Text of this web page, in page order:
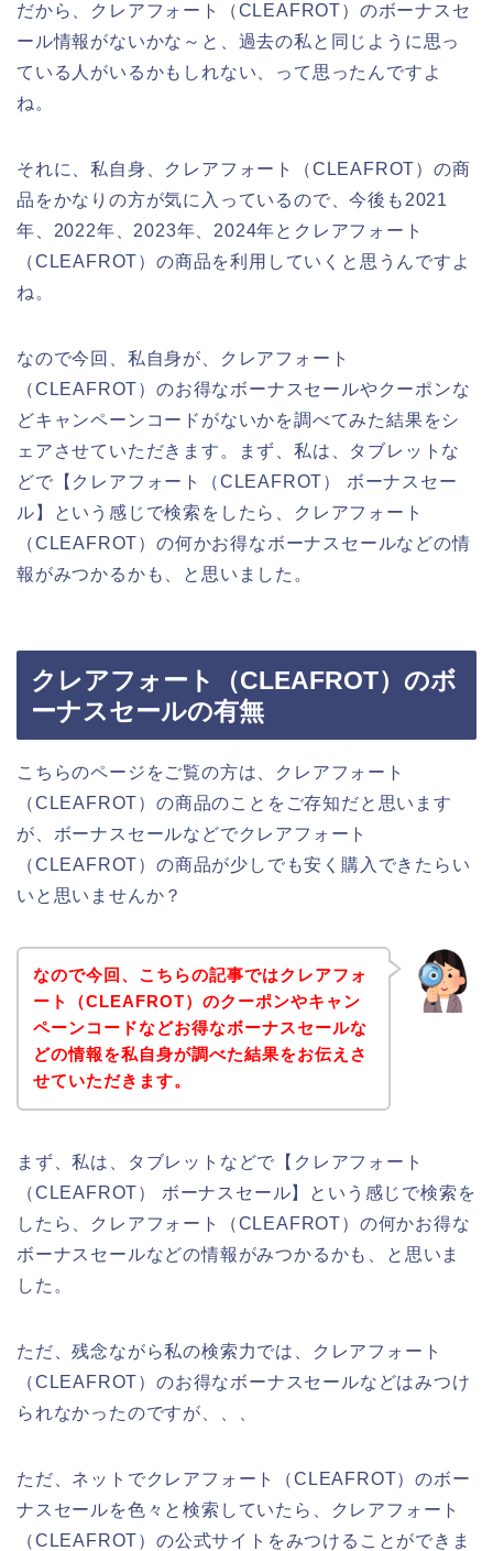
だから、クレアフォート（CLEAFROT）のボーナスセ
ール情報がないかな～と、過去の私と同じように思っ
ている人がいるかもしれない、って思ったんですよ
ね。
それに、私自身、クレアフォート（CLEAFROT）の商
品をかなりの方が気に入っているので、今後も2021
年、2022年、2023年、2024年とクレアフォート
（CLEAFROT）の商品を利用していくと思うんですよ
ね。
なので今回、私自身が、クレアフォート
（CLEAFROT）のお得なボーナスセールやクーポンな
どキャンペーンコードがないかを調べてみた結果をシ
ェアさせていただきます。まず、私は、タブレットな
どで【クレアフォート（CLEAFROT） ボーナスセー
ル】という感じで検索をしたら、クレアフォート
（CLEAFROT）の何かお得なボーナスセールなどの情
報がみつかるかも、と思いました。
クレアフォート（CLEAFROT）のボ
ーナスセールの有無
こちらのページをご覧の方は、クレアフォート
（CLEAFROT）の商品のことをご存知だと思います
が、ボーナスセールなどでクレアフォート
（CLEAFROT）の商品が少しでも安く購入できたらい
いと思いませんか？
なので今回、こちらの記事ではクレアフォ
ート（CLEAFROT）のクーポンやキャン
ペーンコードなどお得なボーナスセールな
どの情報を私自身が調べた結果をお伝えさ
せていただきます。
まず、私は、タブレットなどで【クレアフォート
（CLEAFROT） ボーナスセール】という感じで検索を
したら、クレアフォート（CLEAFROT）の何かお得な
ボーナスセールなどの情報がみつかるかも、と思いま
した。
ただ、残念ながら私の検索力では、クレアフォート
（CLEAFROT）のお得なボーナスセールなどはみつけ
られなかったのですが、、、
ただ、ネットでクレアフォート（CLEAFROT）のボー
ナスセールを色々と検索していたら、クレアフォート
（CLEAFROT）の公式サイトをみつけることができま